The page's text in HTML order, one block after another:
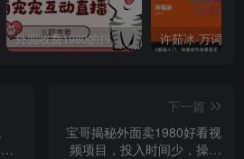
外面收费1980的抖音萌宠宠直播项目，可虚拟人直播，抖音报白，实时互动直播【软件+详细教程】
下一篇
宝哥揭秘外面卖1980好看视
频项目，投入时间少，操作